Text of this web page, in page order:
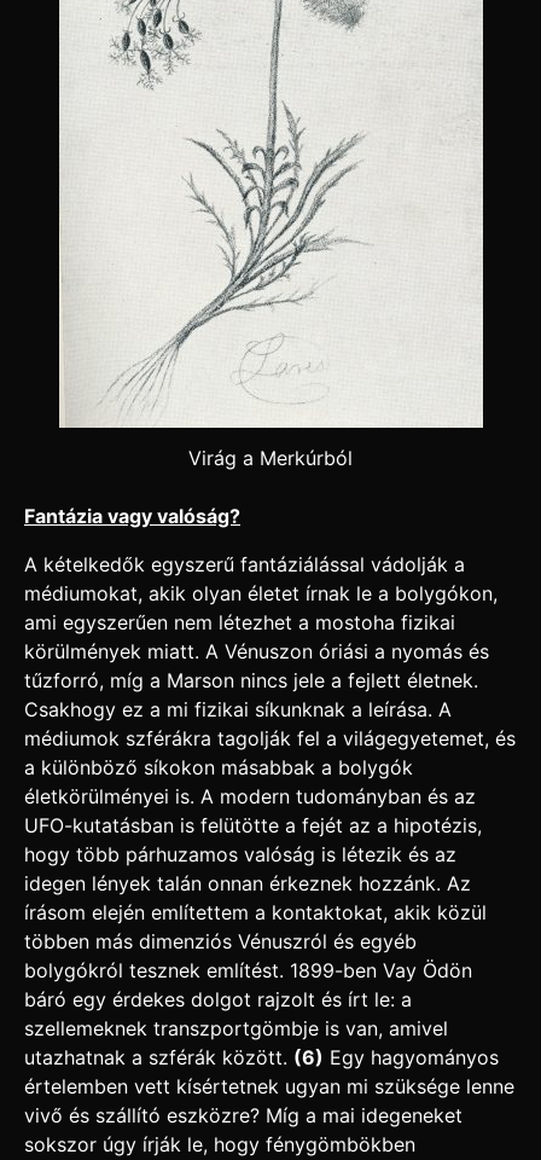
Virág a Merkúrból
Fantázia vagy valóság?
A kételkedők egyszerű fantáziálással vádolják a
médiumokat, akik olyan életet írnak le a bolygókon,
ami egyszerűen nem létezhet a mostoha fizikai
körülmények miatt. A Vénuszon óriási a nyomás és
tűzforró, míg a Marson nincs jele a fejlett életnek.
Csakhogy ez a mi fizikai síkunknak a leírása. A
médiumok szférákra tagolják fel a világegyetemet, és
a különböző síkokon másabbak a bolygók
életkörülményei is. A modern tudományban és az
UFO-kutatásban is felütötte a fejét az a hipotézis,
hogy több párhuzamos valóság is létezik és az
idegen lények talán onnan érkeznek hozzánk. Az
írásom elején említettem a kontaktokat, akik közül
többen más dimenziós Vénuszról és egyéb
bolygókról tesznek említést. 1899-ben Vay Ödön
báró egy érdekes dolgot rajzolt és írt le: a
szellemeknek transzportgömbje is van, amivel
utazhatnak a szférák között. (6) Egy hagyományos
értelemben vett kísértetnek ugyan mi szüksége lenne
vivő és szállító eszközre? Míg a mai idegeneket
sokszor úgy írják le, hogy fénygömbökben